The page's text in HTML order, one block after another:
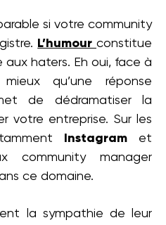
si votre community
L’humourconstitue
haters. Eh oui, face à
qu’une réponse
de dédramatiser la
votre entreprise. Sur les
Instagram et
community manager
ce domaine.
la sympathie de leur